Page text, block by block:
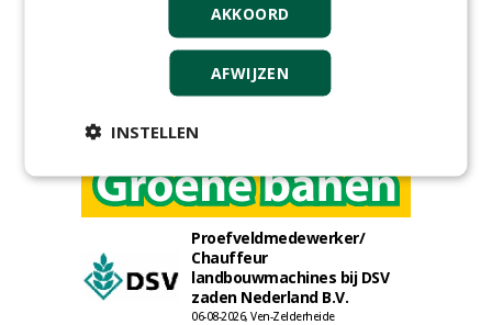
Proefveldmedewerker/
Chauffeur
landbouwmachines bij DSV
zaden Nederland B.V.
06-08-2026, Ven-Zelderheide
AKKOORD
AFWIJZEN
INSTELLEN